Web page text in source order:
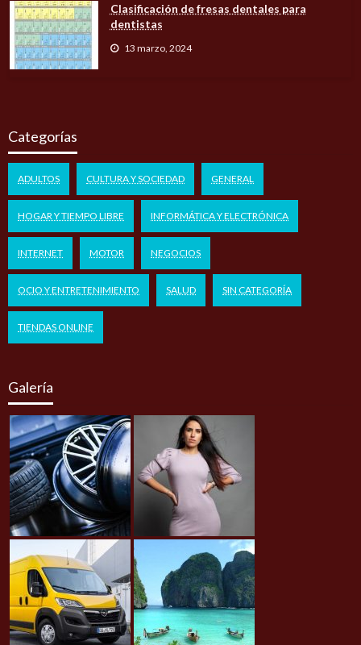
Clasificación de fresas dentales para
dentistas
13 marzo, 2024
Categorías
ADULTOS CULTURA Y SOCIEDAD GENERAL
HOGAR Y TIEMPO LIBRE INFORMÁTICA Y ELECTRÓNICA
INTERNET MOTOR NEGOCIOS
OCIO Y ENTRETENIMIENTO SALUD SIN CATEGORÍA
TIENDAS ONLINE
Galería